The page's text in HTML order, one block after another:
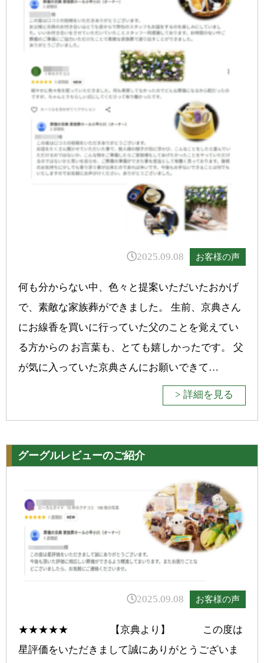
2025.09.08 お客様の声
何も分からない中、色々と提案いただいたおかげ
で、素敵な家族葬ができました。 生前、京典さん
にお線香を買いに行っていた父のことを覚えてい
る方からの お言葉も、とても嬉しかったです。 父
が気に入っていた京典さんにお願いできて…
> 詳細を見る
グーグルレビューのご紹介
2025.09.08 お客様の声
★★★★★ 【京典より】 この度は
星評価をいただきまして誠にありがとうございま